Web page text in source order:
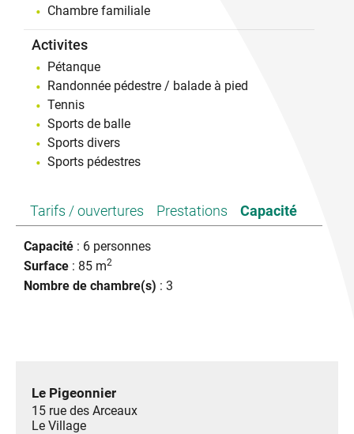
Chambre familiale
Activites
Pétanque
Randonnée pédestre / balade à pied
Tennis
Sports de balle
Sports divers
Sports pédestres
Tarifs / ouvertures Prestations Capacité
Capacité : 6 personnes
Surface : 85 m2
Nombre de chambre(s) : 3
Le Pigeonnier
15 rue des Arceaux
Le Village